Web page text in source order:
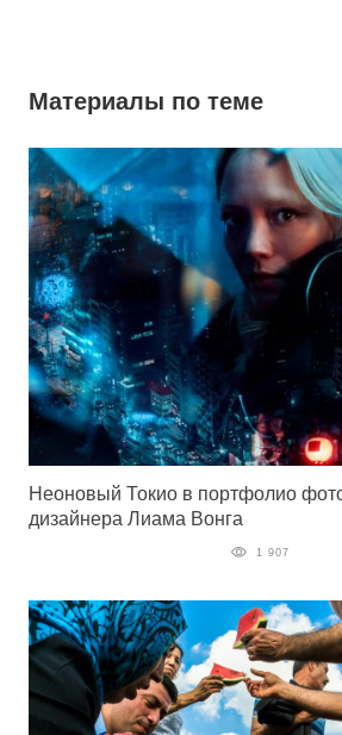
Материалы по теме
Неоновый Токио в портфолио
дизайнера Лиама Вонга
1 907